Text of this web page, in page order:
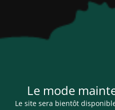
Le mode
Le site sera bientôt